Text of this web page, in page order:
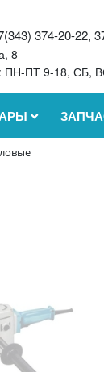
374-20-22,
8
ПН-ПТ 9-18, СБ,